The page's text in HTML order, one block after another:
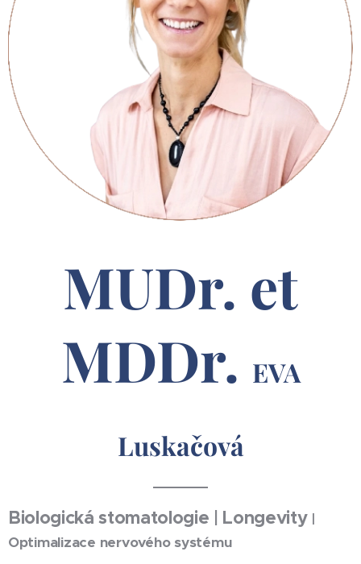
MUDr. et
MDDr. EVA
Luskačová
Biologická stomatologie | Longevity|
Optimalizace nervového systému